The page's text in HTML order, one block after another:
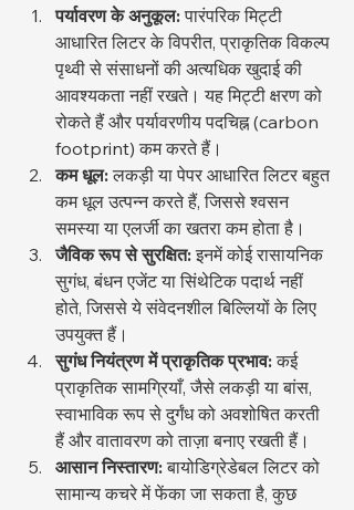
पर्यावरण के अनुकूल: पारंपरिक मिट्टी
आधारित लिटर के विपरीत, प्राकृतिक विकल्प
पृथ्वी से संसाधनों की अत्यधिक खुदाई की
आवश्यकता नहीं रखते। यह मिट्टी क्षरण को
रोकते हैं और पर्यावरणीय पदचिह्न (carbon
footprint) कम करते हैं।
कम धूल: लकड़ी या पेपर आधारित लिटर बहुत
कम धूल उत्पन्न करते हैं, जिससे श्वसन
समस्या या एलर्जी का खतरा कम होता है।
जैविक रूप से सुरक्षित: इनमें कोई रासायनिक
सुगंध, बंधन एजेंट या सिंथेटिक पदार्थ नहीं
होते, जिससे ये संवेदनशील बिल्लियों के लिए
उपयुक्त हैं।
सुगंध नियंत्रण में प्राकृतिक प्रभाव: कई
प्राकृतिक सामग्रियाँ, जैसे लकड़ी या बांस,
स्वाभाविक रूप से दुर्गंध को अवशोषित करती
हैं और वातावरण को ताज़ा बनाए रखती हैं।
आसान निस्तारण: बायोडिग्रेडेबल लिटर को
सामान्य कचरे में फेंका जा सकता है, कुछ